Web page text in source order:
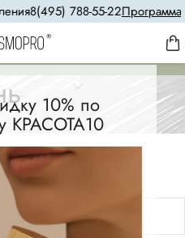
10% по
КРАСОТА10
8(495) 788-55-22Программа
запросу, не обнаружено.